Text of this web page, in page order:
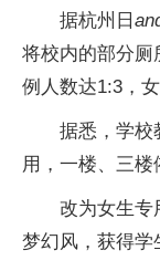
据杭州日
将校内的部分厕
例人数达1:3，
据悉，学校
用，一楼、三楼
改为女生专
梦幻风，获得学